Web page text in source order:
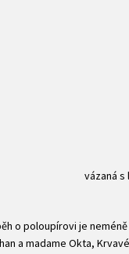
vázaná s
o poloupírovi je
a madame Okta,